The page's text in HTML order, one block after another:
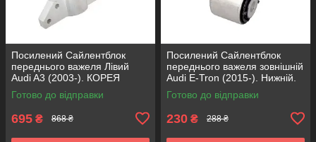
Посилений Сайлентблок
переднього важеля Лівий
Audi A3 (2003-). КОРЕЯ
Acsuss! 34762 , JBU691 ,
VKDS331004
Готово до відправки
695 ₴ 868 ₴
Посилений Сайлентблок
переднього важеля зовнішній
Audi E-Tron (2015-). Нижній.
КОРЕЯ Acsuss! FE175192 ,
VKDS331087
Готово до відправки
230 ₴ 288 ₴